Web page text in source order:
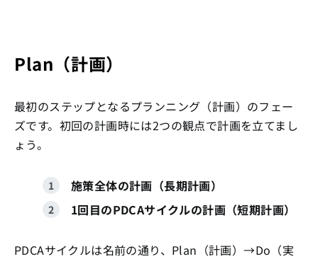
Plan（計画）
最初のステップとなるプランニング（計画）のフェー
ズです。初回の計画時には2つの観点で計画を立てまし
ょう。
施策全体の計画（長期計画）
1回目のPDCAサイクルの計画（短期計画）
PDCAサイクルは名前の通り、Plan（計画）→Do（実